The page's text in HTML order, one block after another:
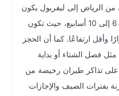
إلى ليفربول يكون
عادة قبل موعد السفر بـ 6 إلى 10 أسابيع، حيث تكون
ارتفاعًا. كما أن الحجز
الشتاء أو بداية
تذاكر طيران رخيصة من
الصيف والإجازات